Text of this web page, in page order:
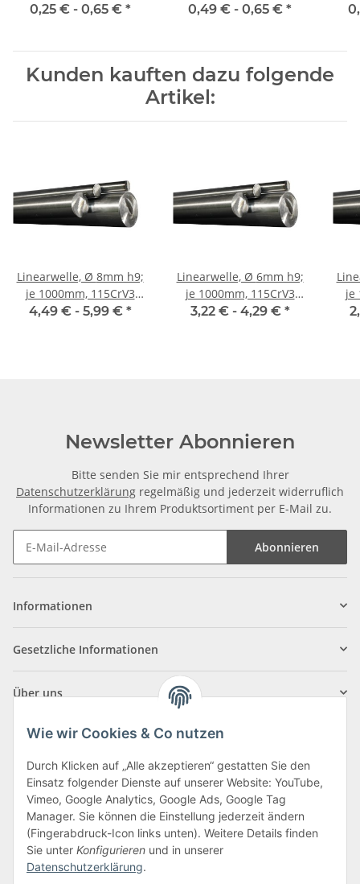
geschliffen und poliert
0,25 € - 0,65 € *
geschliffen und poliert
0,49 € - 0,65 € *
Kunden kauften dazu folgende
Artikel:
Linearwelle, Ø 8mm h9;
je 1000mm, 115CrV3
geschliffen und poliert
4,49 € - 5,99 € *
Linearwelle, Ø 6mm h9;
je 1000mm, 115CrV3
geschliffen und poliert
3,22 € - 4,29 € *
je
Newsletter Abonnieren
Bitte senden Sie mir entsprechend Ihrer
Datenschutzerklärung regelmäßig und jederzeit widerruflich
Informationen zu Ihrem Produktsortiment per E-Mail zu.
Abonnieren
Informationen
Gesetzliche Informationen
Über uns
Klagenfurter Straße 29
9556 Liebenfels
Montag bis Donnerstag: 8:00 bis 16:30 Uhr
Freitag: 8:00 bis 12:00 Uhr
Wie wir Cookies & Co nutzen
Durch Klicken auf „Alle akzeptieren“ gestatten Sie den
Einsatz folgender Dienste auf unserer Website: YouTube,
Vimeo, Google Analytics, Google Ads, Google Tag
Manager. Sie können die Einstellung jederzeit ändern
(Fingerabdruck-Icon links unten). Weitere Details finden
Sie unter Konfigurieren und in unserer
Datenschutzerklärung.